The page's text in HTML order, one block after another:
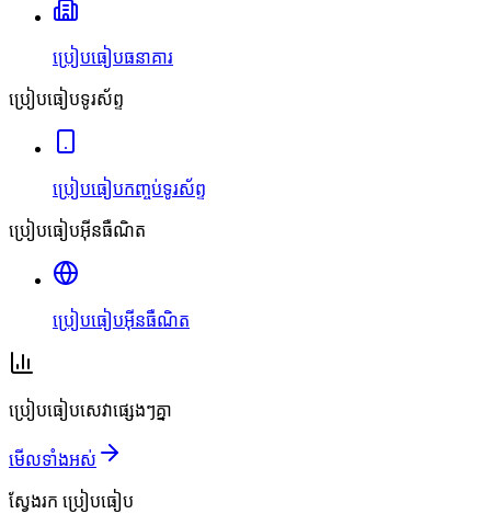
ប្រៀបធៀបធនាគារ
ប្រៀបធៀបទូរស័ព្ទ
ប្រៀបធៀបកញ្ចប់ទូរស័ព្ទ
ប្រៀបធៀបអ៊ីនធឺណិត
ប្រៀបធៀបអ៊ីនធឺណិត
ប្រៀបធៀបសេវាផ្សេងៗគ្នា
មើលទាំងអស់
ស្វែងរក ប្រៀបធៀប